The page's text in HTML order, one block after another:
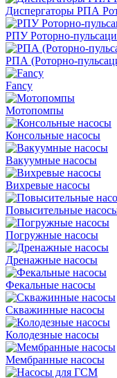
Диспергаторы РПА
РПУ Роторно-
РПА (Роторно-
Fancy
Мотопомпы
Консольные насосы
Вакуумные насосы
Вихревые насосы
Повысительные
Погружные насосы
Дренажные насосы
Фекальные насосы
Скважинные насосы
Колодезные насосы
Мембранные насосы